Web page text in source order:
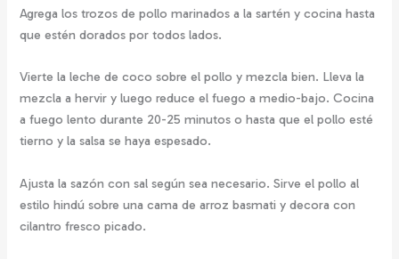
Agrega los trozos de pollo marinados a la sartén y cocina hasta
que estén dorados por todos lados.
Vierte la leche de coco sobre el pollo y mezcla bien. Lleva la
mezcla a hervir y luego reduce el fuego a medio-bajo. Cocina
a fuego lento durante 20-25 minutos o hasta que el pollo esté
tierno y la salsa se haya espesado.
Ajusta la sazón con sal según sea necesario. Sirve el pollo al
estilo hindú sobre una cama de arroz basmati y decora con
cilantro fresco picado.